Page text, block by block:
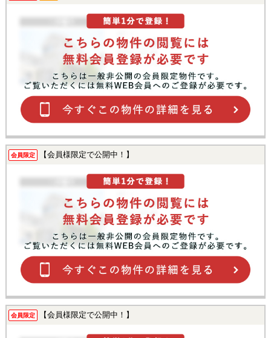
会員限定 【会員様限定で公開中！】
会員限定 【会員様限定で公開中！】